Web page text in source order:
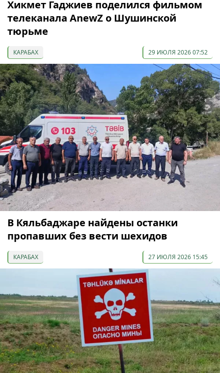
Хикмет Гаджиев поделился фильмом
телеканала AnewZ о Шушинской
тюрьме
КАРАБАХ 29 ИЮЛЯ 2026 07:52
В Кяльбаджаре найдены останки
пропавших без вести шехидов
КАРАБАХ 27 ИЮЛЯ 2026 15:45